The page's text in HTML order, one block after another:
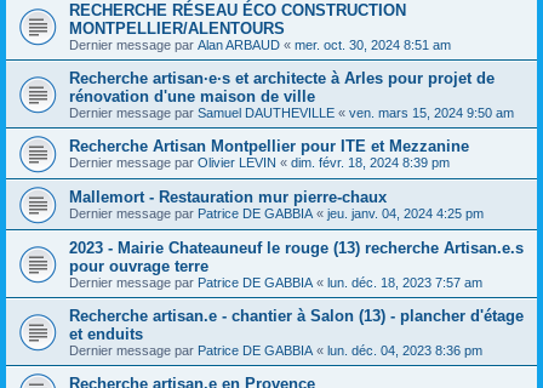
RECHERCHE RÉSEAU ÉCO CONSTRUCTION
MONTPELLIER/ALENTOURS
Dernier message par Alan ARBAUD « mer. oct. 30, 2024 8:51 am
Recherche artisan·e·s et architecte à Arles pour projet de
rénovation d'une maison de ville
Dernier message par Samuel DAUTHEVILLE « ven. mars 15, 2024 9:50 am
Recherche Artisan Montpellier pour ITE et Mezzanine
Dernier message par Olivier LEVIN « dim. févr. 18, 2024 8:39 pm
Mallemort - Restauration mur pierre-chaux
Dernier message par Patrice DE GABBIA « jeu. janv. 04, 2024 4:25 pm
2023 - Mairie Chateauneuf le rouge (13) recherche Artisan.e.s
pour ouvrage terre
Dernier message par Patrice DE GABBIA « lun. déc. 18, 2023 7:57 am
Recherche artisan.e - chantier à Salon (13) - plancher d'étage
et enduits
Dernier message par Patrice DE GABBIA « lun. déc. 04, 2023 8:36 pm
Recherche artisan.e en Provence